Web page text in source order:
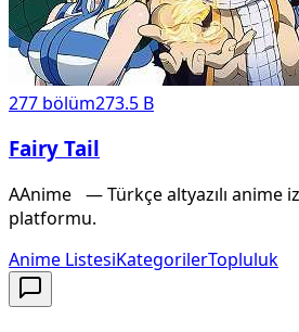
277 bölüm273.5 B
Fairy Tail
AAnime — Türkçe altyazılı anime
platformu.
Anime ListesiKategorilerTopluluk